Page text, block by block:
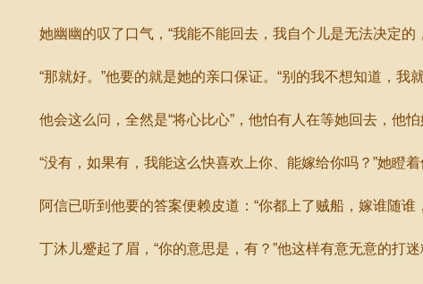
她幽幽的叹了口气，“我能不能回去，我自个儿是无法决定
“那就好。”他要的就是她的亲口保证。“别的我不想知道，我
他会这么问，全然是“将心比心”，他怕有人在等她回去，他
“没有，如果有，我能这么快喜欢上你、能嫁给你吗？”她瞪着
阿信已听到他要的答案便赖皮道：“你都上了贼船，嫁谁随谁
丁沐儿蹙起了眉，“你的意思是，有？”他这样有意无意的打迷